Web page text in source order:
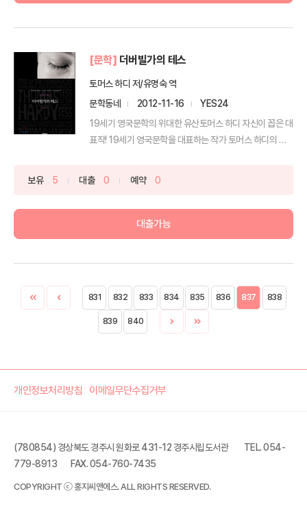
[문학] 더버빌가의 테스
토머스 하디 저/유명숙 역
문학동네
2012-11-16
YES24
19세기 영국문학의 위대한 유산토머스 하디 자신이 꼽은 대
표작! 19세기 영국문학을 대표하는 작가 토머스 하디의 걸
보유 5 대출 0 예약 0
대출가능
831 832 833 834 835 836 837 838
839 840
개인정보처리방침 이메일무단수집거부
(780854) 경상북도 경주시 원화로 431-12 경주시립도서관
TEL. 054-
779-8913
FAX. 054-760-7435
COPYRIGHT ⓒ 홍지씨앤에스. ALL RIGHTS RESERVED.